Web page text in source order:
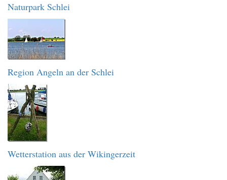
Naturpark Schlei
Region Angeln an der Schlei
Wetterstation aus der Wikingerzeit